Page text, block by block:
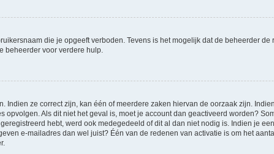
die je opgeeft verboden. Tevens is het mogelijk dat de beheerder
beheerder voor verdere hulp.
ze correct zijn, kan één of meerdere zaken hiervan de oorzaak zijn.
opvolgen. Als dit niet het geval is, moet je account dan geactiveerd worden?
hebt, werd ook medegedeeld of dit al dan niet nodig is. Indien je
e-mailadres dan wel juist? Één van de redenen van activatie is om het